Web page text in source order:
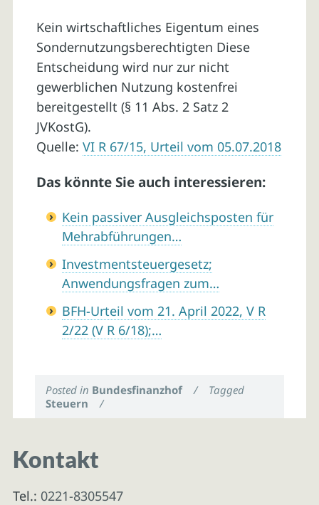
Kein wirtschaftliches Eigentum eines
Sondernutzungsberechtigten Diese
Entscheidung wird nur zur nicht
gewerblichen Nutzung kostenfrei
bereitgestellt (§ 11 Abs. 2 Satz 2
JVKostG).
Quelle: VI R 67/15, Urteil vom 05.07.2018
Das könnte Sie auch interessieren:
Kein passiver Ausgleichsposten für
Mehrabführungen…
Investmentsteuergesetz;
Anwendungsfragen zum…
BFH-Urteil vom 21. April 2022, V R
2/22 (V R 6/18);…
Posted in Bundesfinanzhof /
Tagged
Steuern
/
Kontakt
Tel.: 0221-8305547